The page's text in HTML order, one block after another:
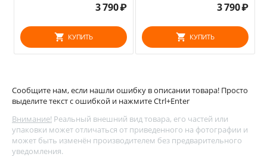
3 790₽
КУПИТЬ
3 790₽
КУПИТЬ
Сообщите нам, если нашли ошибку в описании товара! Просто
выделите текст с ошибкой и нажмите Ctrl+Enter
Внимание! Реальный внешний вид товара, его частей или
упаковки может отличаться от приведенного на фотографии и
может быть изменён производителем без предварительного
уведомления.